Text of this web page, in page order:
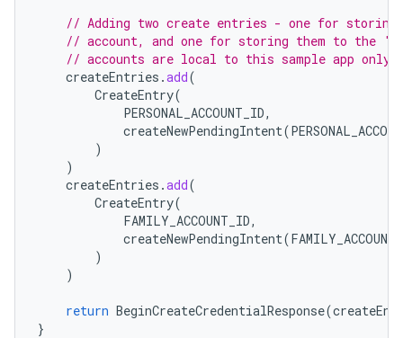
// Adding two create entries - one for
// account, and one for storing them to the
// accounts are local to this sample app only.
createEntries .add(
CreateEntry(
PERSONAL_ACCOUNT_ID,
createNewPendingIntent(
)
)
createEntries .add(
CreateEntry(
FAMILY_ACCOUNT_ID,
createNewPendingIntent(
)
)
return BeginCreateCredentialResponse(
}